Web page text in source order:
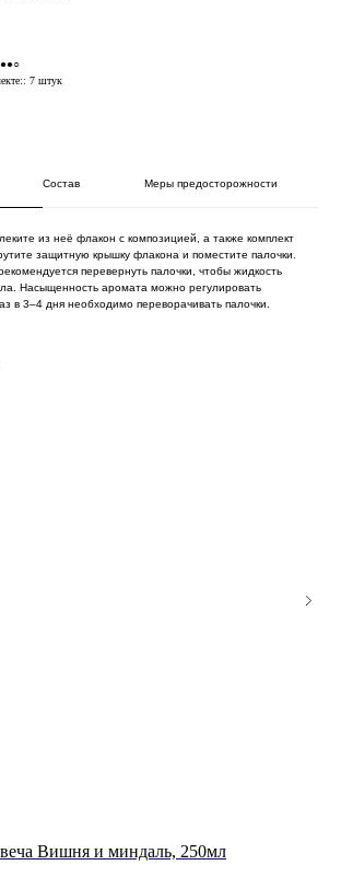
7 штук
Состав Меры предосторожности
из неё флакон с композицией, а также комплект
защитную крышку флакона и поместите палочки.
перевернуть палочки, чтобы жидкость
Насыщенность аромата можно регулировать
в 3–4 дня необходимо переворачивать палочки.
Вишня и миндаль, 250мл